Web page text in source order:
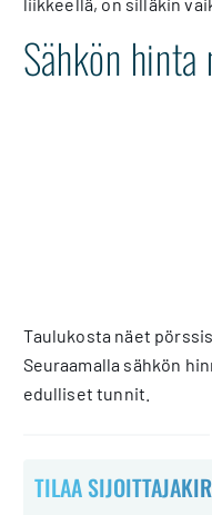
Sähkön hinta
Taulukosta näet
Seuraamalla sähkön
edulliset tunnit.
TILAA